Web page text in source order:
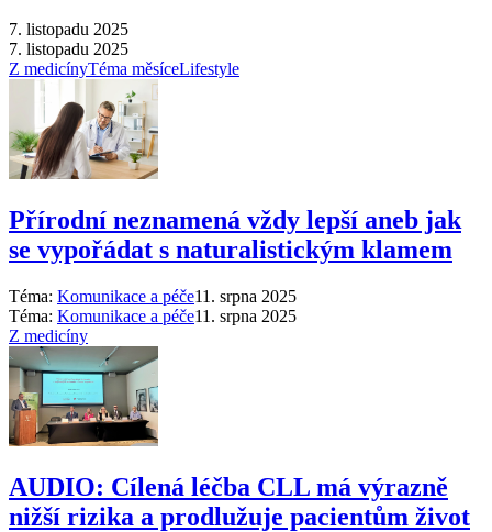
7. listopadu 2025
7. listopadu 2025
Z medicínyTéma měsíceLifestyle
Přírodní neznamená vždy lepší aneb jak
se vypořádat s naturalistickým klamem
Téma: Komunikace a péče11. srpna 2025
Téma: Komunikace a péče11. srpna 2025
Z medicíny
AUDIO: Cílená léčba CLL má výrazně
nižší rizika a prodlužuje pacientům život